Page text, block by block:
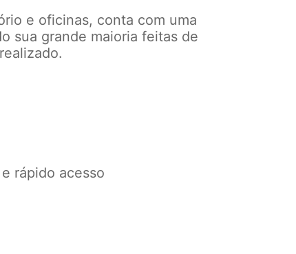
e oficinas, conta com uma
sua grande maioria feitas de
rápido acesso